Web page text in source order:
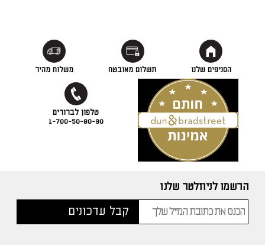
הסניפים שלנו תשלום מאובטח משלוח מהיר
1-700-50-80-90
הרשמו לניוזלטר שלנו